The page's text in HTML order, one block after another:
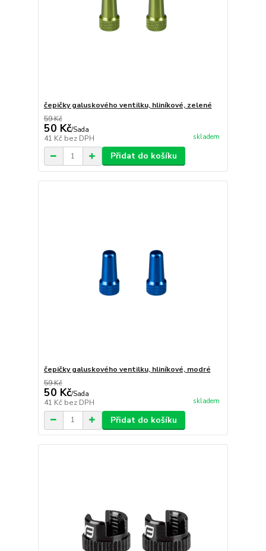
čepičky galuskového ventilku, hliníkové, zelené
59 Kč
50 Kč/Sada
41 Kč bez DPH skladem
Přidat do košíku
čepičky galuskového ventilku, hliníkové, modré
59 Kč
50 Kč/Sada
41 Kč bez DPH skladem
Přidat do košíku